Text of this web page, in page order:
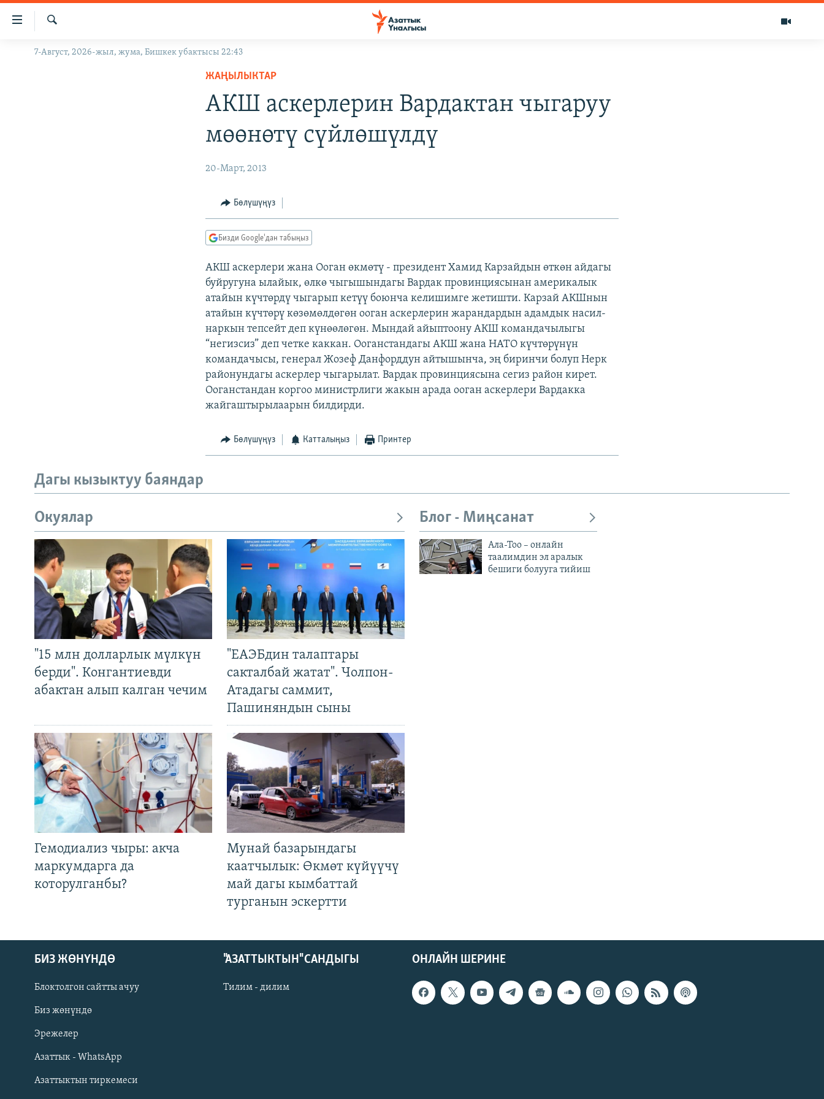
Линктер
Мазмунга
Навигацияга
ЖАҢЫЛЫКТАР
Русский
ОНЛАЙН ШЕРИНЕ
Издөө
7-Август, 2026-жыл, жума, Бишкек убактысы 22:43
ЖАҢЫЛЫКТАР
АКШ аскерлерин Вардактан чыгаруу
мөөнөтү сүйлөшүлдү
20-Март, 2013
Бөлүшүңүз
Бизди Google'дан табыңыз
АКШ аскерлери жана Ооган өкмөтү - президент Хамид Карзайдын өткөн айдагы
буйругуна ылайык, өлкө чыгышындагы Вардак провинциясынан америкалык
атайын күчтөрдү чыгарып кетүү боюнча келишимге жетишти. Карзай АКШнын
атайын күчтөрү көзөмөлдөгөн ооган аскерлерин жарандардын адамдык насил-
наркын тепсейт деп күнөөлөгөн. Мындай айыптоону АКШ командачылыгы
“негизсиз” деп четке каккан. Ооганстандагы АКШ жана НАТО күчтөрүнүн
командачысы, генерал Жозеф Данфорддун айтышынча, эң биринчи болуп Нерк
районундагы аскерлер чыгарылат. Вардак провинциясына сегиз район кирет.
Ооганстандан коргоо министрлиги жакын арада ооган аскерлери Вардакка
жайгаштырылаарын билдирди.
Бөлүшүңүз Катталыңыз Принтер
Дагы кызыктуу баяндар
Окуялар
"15 млн долларлык мүлкүн
берди". Конгантиевди
абактан алып калган чечим
"ЕАЭБдин талаптары
сакталбай жатат". Чолпон-
Атадагы саммит,
Пашиняндын сыны
Гемодиализ чыры: акча
маркумдарга да
которулганбы?
Мунай базарындагы
каатчылык: Өкмөт күйүүчү
май дагы кымбаттай
турганын эскертти
Блог - Миңсанат
Ала-Тоо – онлайн
таалимдин эл аралык
бешиги болууга тийиш
ОНЛАЙН ШЕРИНЕ
БИЗ ЖӨНҮНДӨ
Блоктолгон сайтты ачуу
Биз жөнүндө
Эрежелер
Азаттык - WhatsApp
Азаттыктын тиркемеси
"АЗАТТЫКТЫН" САНДЫГЫ
Тилим - дилим